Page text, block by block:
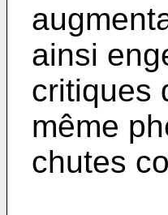
ainsi
critiques
même
chutes